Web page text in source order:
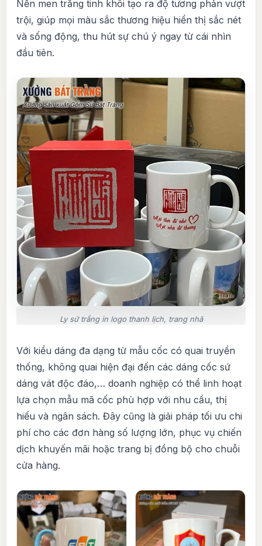
Nền men trắng tinh khôi tạo ra độ tương phản vượt
trội, giúp mọi màu sắc thương hiệu hiển thị sắc nét
và sống động, thu hút sự chú ý ngay từ cái nhìn
đầu tiên.
Ly sứ trắng in logo thanh lịch, trang nhã
Với kiểu dáng đa dạng từ mẫu cốc có quai truyền
thống, không quai hiện đại đến các dáng cốc sứ
dáng vát độc đáo,… doanh nghiệp có thể linh hoạt
lựa chọn mẫu mã cốc phù hợp với nhu cầu, thị
hiếu và ngân sách. Đây cũng là giải pháp tối ưu chi
phí cho các đơn hàng số lượng lớn, phục vụ chiến
dịch khuyến mãi hoặc trang bị đồng bộ cho chuỗi
cửa hàng.